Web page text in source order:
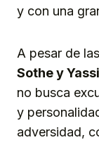
y con una
A pesar de
Sothe y
no busca
y
adversidad,